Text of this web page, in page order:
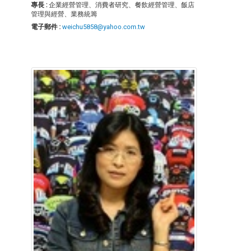
專長 : 企業經營管理、消費者研究、餐飲經營管理、飯店
管理與經營、業務統籌
電子郵件 : weichu5858@yahoo.com.tw